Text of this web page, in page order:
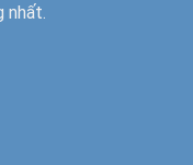
nhất.